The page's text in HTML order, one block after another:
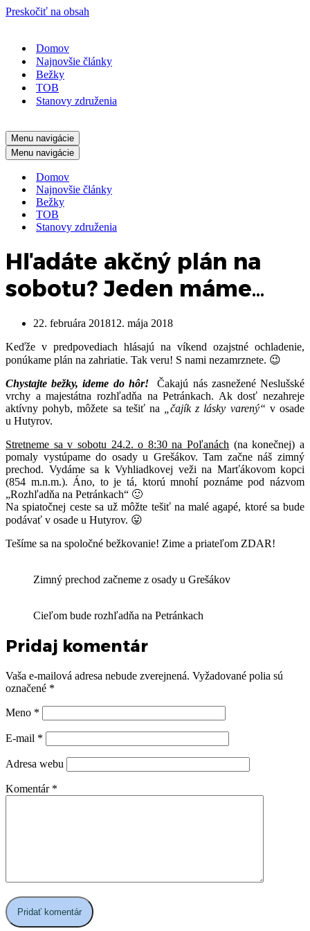
Preskočiť na obsah
Domov
Najnovšie články
Bežky
TOB
Stanovy združenia
Menu navigácie
Menu navigácie
Domov
Najnovšie články
Bežky
TOB
Stanovy združenia
Hľadáte akčný plán na
sobotu? Jeden máme…
22. februára 201812. mája 2018
Keďže v predpovediach hlásajú na víkend ozajstné ochladenie,
ponúkame plán na zahriatie. Tak veru! S nami nezamrznete. 😉
Chystajte bežky, ideme do hôr!Čakajú nás zasnežené Neslušské
vrchy a majestátna rozhľadňa na Petránkach. Ak dosť nezahreje
aktívny pohyb, môžete sa tešiť na
„čajík z lásky varený“ v osade
u Hutyrov.
Stretneme sa v sobotu 24.2. o 8:30 na Poľanách (na konečnej) a
pomaly vystúpame do osady u Grešákov. Tam začne náš zimný
prechod. Vydáme sa k Vyhliadkovej veži na Marťákovom kopci
(854 m.n.m.). Áno, to je tá, ktorú mnohí poznáme pod názvom
„Rozhľadňa na Petránkach“ 🙂
Na spiatočnej ceste sa už môžte tešiť na malé agapé, ktoré sa bude
podávať v osade u Hutyrov. 😛
Tešíme sa na spoločné bežkovanie! Zime a priateľom ZDAR!
Zimný prechod začneme z osady u Grešákov
Cieľom bude rozhľadňa na Petránkach
Pridaj komentár
Vaša e-mailová adresa nebude zverejnená. Vyžadované polia sú
označené *
Meno *
E-mail *
Adresa webu
Komentár *